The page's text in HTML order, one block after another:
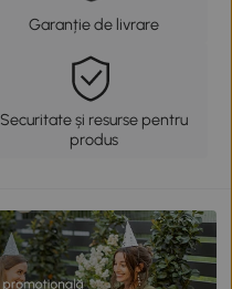
Garanție de livrare
Securitate și resurse pentru
produs